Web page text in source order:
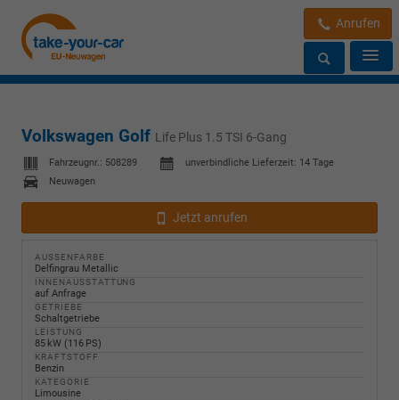
Anrufen
Volkswagen Golf Life Plus 1.5 TSI 6-Gang
Fahrzeugnr.: 508289 unverbindliche Lieferzeit: 14 Tage
Neuwagen
Jetzt anrufen
AUSSENFARBE
Delfingrau Metallic
INNENAUSSTATTUNG
auf Anfrage
GETRIEBE
Schaltgetriebe
LEISTUNG
85 kW (116 PS)
KRAFTSTOFF
Benzin
KATEGORIE
Limousine